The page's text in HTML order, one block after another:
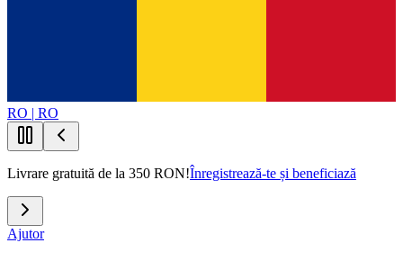
RO | RO
Livrare gratuită de la 350 RON!Înregistrează-te și beneficiază
Ajutor